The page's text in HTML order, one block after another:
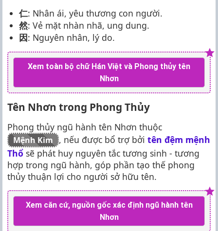
仁: Nhân ái, yêu thương con người.
然: Vẻ mặt nhàn nhã, ung dung.
因: Nguyên nhân, lý do.
Xem toàn bộ chữ Hán Việt và Phong thủy tên
Nhơn
Tên Nhơn trong Phong Thủy
Phong thủy ngũ hành tên Nhơn thuộc
Mệnh Kim , nếu được bổ trợ bởi tên đệm mệnh
Thổ sẽ phát huy nguyên tắc tương sinh - tương
hợp trong ngũ hành, góp phần tạo thế phong
thủy thuận lợi cho người sở hữu tên.
Xem căn cứ, nguồn gốc xác định ngũ hành tên
Nhơn